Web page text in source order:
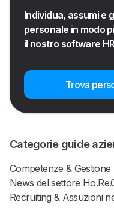
Individua, assumi e
personale in modo
il nostro software
Trova
Categorie guide
Competenze & Gestione
News del settore
Recruiting & Assuzioni